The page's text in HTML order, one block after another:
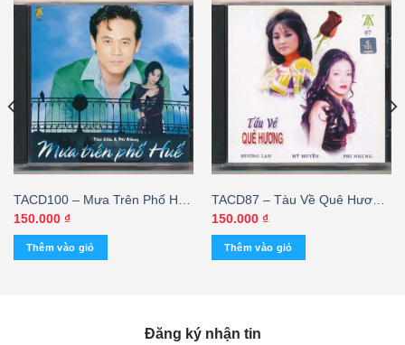
TACD100 – Mưa Trên Phố Huế
– Phi Nhung – Thái Châu
150.000 ₫
Thêm vào giỏ
TACD87 – Tàu Về Quê Hương
– Hương Lan – Phi Nhung –
Mỹ Huyền
150.000 ₫
Thêm vào giỏ
Đăng ký nhận tin